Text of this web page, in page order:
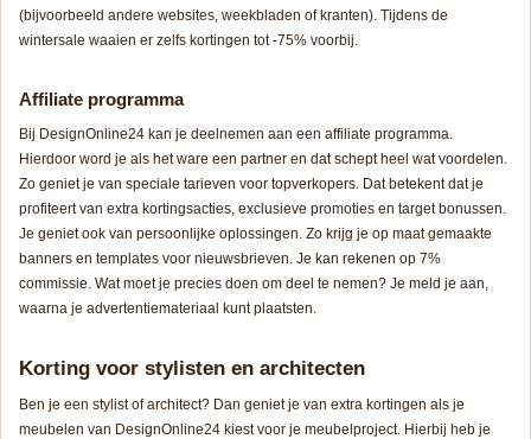
(bijvoorbeeld andere websites, weekbladen of kranten). Tijdens de
wintersale waaien er zelfs kortingen tot -75% voorbij.
Affiliate programma
Bij DesignOnline24 kan je deelnemen aan een affiliate programma.
Hierdoor word je als het ware een partner en dat schept heel wat voordelen.
Zo geniet je van speciale tarieven voor topverkopers. Dat betekent dat je
profiteert van extra kortingsacties, exclusieve promoties en target bonussen.
Je geniet ook van persoonlijke oplossingen. Zo krijg je op maat gemaakte
banners en templates voor nieuwsbrieven. Je kan rekenen op 7%
commissie. Wat moet je precies doen om deel te nemen? Je meld je aan,
waarna je advertentiemateriaal kunt plaatsten.
Korting voor stylisten en architecten
Ben je een stylist of architect? Dan geniet je van extra kortingen als je
meubelen van DesignOnline24 kiest voor je meubelproject. Hierbij heb je